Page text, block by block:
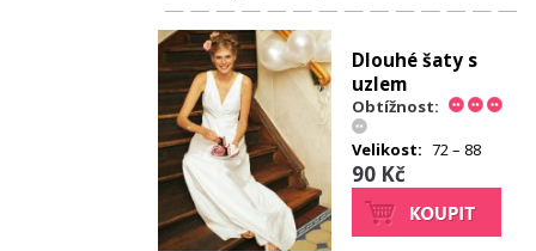
Dlouhé šaty s
uzlem
Obtížnost:
Velikost: 72 – 88
90 Kč